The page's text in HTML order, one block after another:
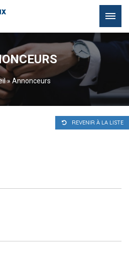
»Annonceurs
REVENIR À LA LISTE